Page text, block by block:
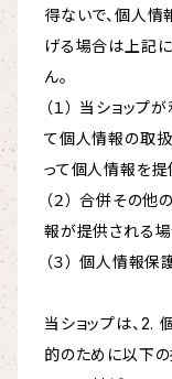
得ないで、個人情
げる場合は上記
ん。
（１） 当ショッ
て個人情報の取
って個人情報を
（２） 合併その
報が提供される
（３） 個人情報
当ショップは、2.
的のために以下